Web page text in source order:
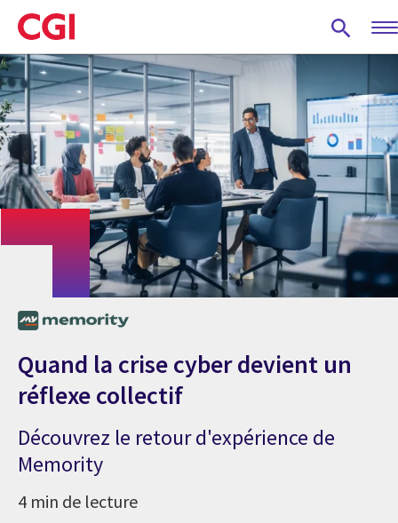
Skip
to
main
content
Quand la crise cyber devient un
réflexe collectif
Découvrez le retour d'expérience de
Memority
4 min de lecture